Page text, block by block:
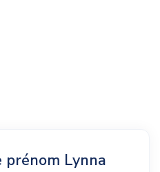
Lynna